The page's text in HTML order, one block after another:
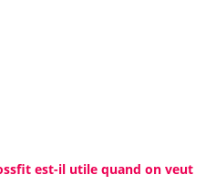
est-il utile quand on veut